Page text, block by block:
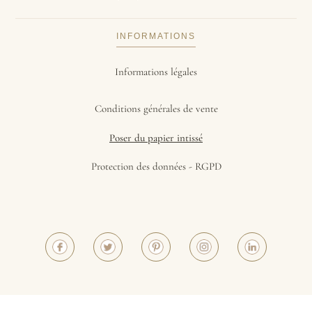
INFORMATIONS
Informations légales
Conditions générales de vente
Poser du papier intissé
Protection des données - RGPD